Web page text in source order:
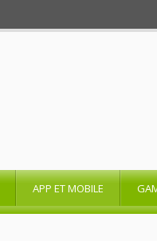
APP ET MOBILE